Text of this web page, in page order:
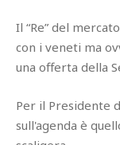
Il “Re” del
con i veneti ma
una offerta della
Per il Presidente
sull'agenda è